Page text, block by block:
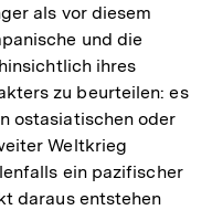
als vor diesem
und die
ihres
zu beurteilen: es
ostasiatischen oder
Weltkrieg
ein pazifischer
daraus entstehen